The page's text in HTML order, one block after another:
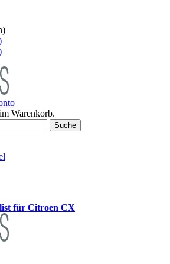
Warenkorb.
Suche
für Citroen CX